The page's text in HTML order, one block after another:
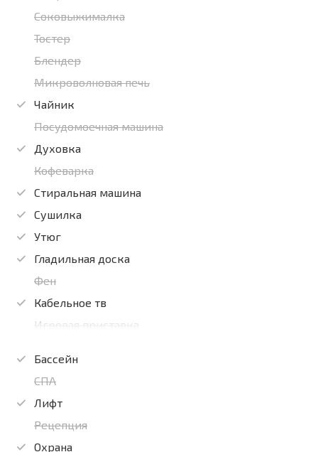
Соковыжималка
Тостер
Блендер
Микроволновая печь
Чайник
Посудомоечная машина
Духовка
Кофеварка
Стиральная машина
Сушилка
Утюг
Гладильная доска
Фен
Кабельное тв
Игровая приставка
Бассейн
СПА
Лифт
Рецепция
Охрана